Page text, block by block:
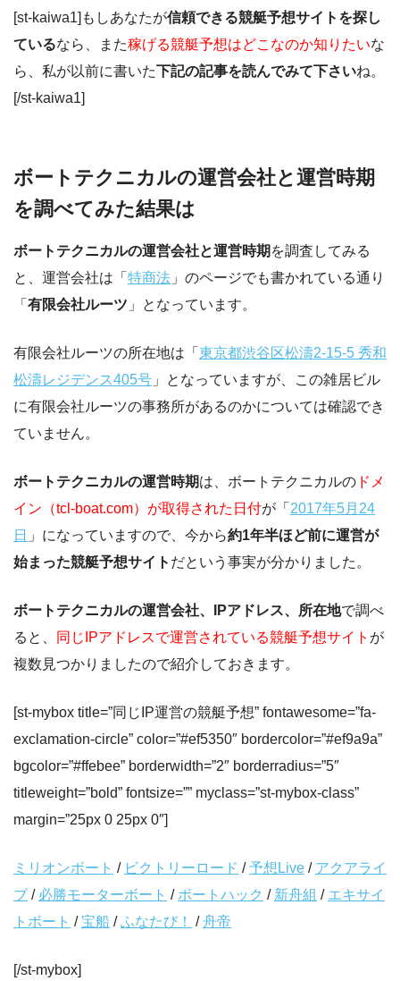
[st-kaiwa1]もしあなたが信頼できる競艇予想サイトを探し
ているなら、また稼げる競艇予想はどこなのか知りたいな
ら、私が以前に書いた下記の記事を読んでみて下さいね。
[/st-kaiwa1]
ボートテクニカルの運営会社と運営時期
を調べてみた結果は
ボートテクニカルの運営会社と運営時期 を調査してみる
と、運営会社は「 特商法 」のページでも書かれている通り
「 有限会社ルーツ 」となっています。
有限会社ルーツの所在地は「 東京都渋谷区松濤2-15-5 秀和
松濤レジデンス405号 」となっていますが、この雑居ビル
に有限会社ルーツの事務所があるのかについては確認でき
ていません。
ボートテクニカルの運営時期は、ボートテクニカルの ドメ
イン（tcl-boat.com）が取得された日付が「 2017年5月24
日 」になっていますので、今から約1年半ほど前に運営が
始まった競艇予想サイト だという事実が分かりました。
ボートテクニカルの運営会社、IPアドレス、所在地で調べ
ると、
同じIPアドレスで運営されている競艇予想サイト が
複数見つかりましたので紹介しておきます。
[st-mybox title=”同じIP運営の競艇予想” fontawesome=”fa-
exclamation-circle” color=”#ef5350″ bordercolor=”#ef9a9a”
bgcolor=”#ffebee” borderwidth=”2″ borderradius=”5″
titleweight=”bold” fontsize=”” myclass=”st-mybox-class”
margin=”25px 0 25px 0″]
ミリオンボート / ビクトリーロード /予想Live / アクアライ
ブ / 必勝モーターボート / ボートハック / 新舟組 / エキサイ
トボート /宝船 /ふなたび！ /舟帝
[/st-mybox]